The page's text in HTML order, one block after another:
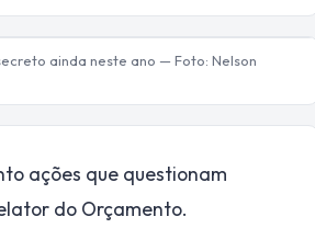
ainda neste ano — Foto: Nelson
ações que questionam
do Orçamento.